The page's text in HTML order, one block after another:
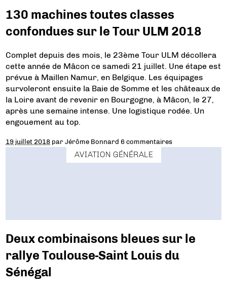
130 machines toutes classes
confondues sur le Tour ULM 2018
Complet depuis des mois, le 23ème Tour ULM décollera
cette année de Mâcon ce samedi 21 juillet. Une étape est
prévue à Maillen Namur, en Belgique. Les équipages
survoleront ensuite la Baie de Somme et les châteaux de
la Loire avant de revenir en Bourgogne, à Mâcon, le 27,
après une semaine intense. Une logistique rodée. Un
engouement au top.
19 juillet 2018 parJérôme Bonnard 6 commentaires
AVIATION GÉNÉRALE
Deux combinaisons bleues sur le
rallye Toulouse-Saint Louis du
Sénégal